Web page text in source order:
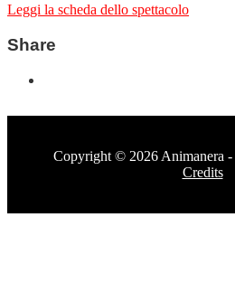
Leggi la scheda dello spettacolo
Share
Copyright © 2026 Animanera -
Credits